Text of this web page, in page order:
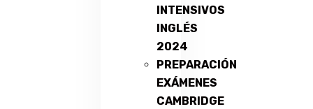
INTENSIVOS
INGLÉS
2024
PREPARACIÓN
EXÁMENES
CAMBRIDGE